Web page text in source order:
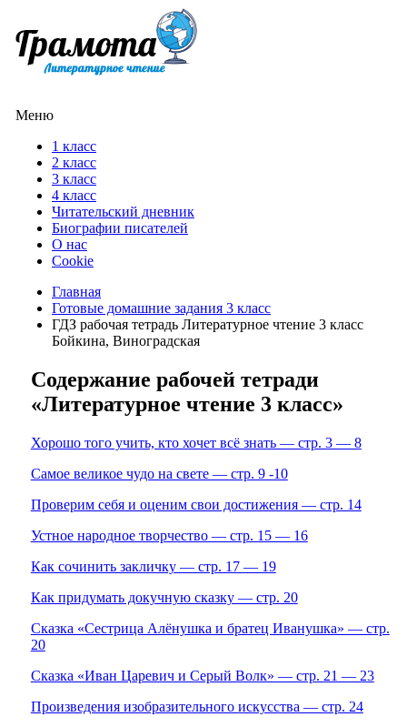
Меню
1 класс
2 класс
3 класс
4 класс
Читательский дневник
Биографии писателей
О нас
Cookie
Главная
Готовые домашние задания 3 класс
ГДЗ рабочая тетрадь Литературное чтение 3 класс
Бойкина, Виноградская
Содержание рабочей тетради
«Литературное чтение 3 класс»
Хорошо того учить, кто хочет всё знать — стр. 3 — 8
Самое великое чудо на свете — стр. 9 -10
Проверим себя и оценим свои достижения — стр. 14
Устное народное творчество — стр. 15 — 16
Как сочинить закличку — стр. 17 — 19
Как придумать докучную сказку — стр. 20
Сказка «Сестрица Алёнушка и братец Иванушка» — стр.
20
Сказка «Иван Царевич и Серый Волк» — стр. 21 — 23
Произведения изобразительного искусства — стр. 24